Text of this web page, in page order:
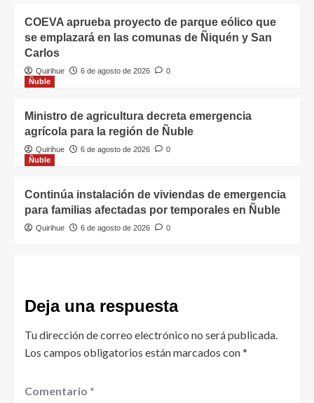
COEVA aprueba proyecto de parque eólico que
se emplazará en las comunas de Ñiquén y San
Carlos
Quirihue 6 de agosto de 2026
0
Ñuble
Ministro de agricultura decreta emergencia
agrícola para la región de Ñuble
Quirihue 6 de agosto de 2026
0
Ñuble
Continúa instalación de viviendas de emergencia
para familias afectadas por temporales en Ñuble
Quirihue 6 de agosto de 2026 0
Deja una respuesta
Tu dirección de correo electrónico no será publicada.
Los campos obligatorios están marcados con*
Comentario *